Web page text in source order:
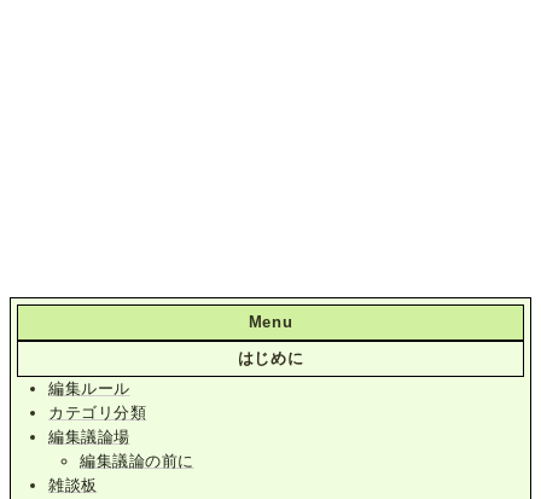
Menu
はじめに
編集ルール
カテゴリ分類
編集議論場
編集議論の前に
雑談板